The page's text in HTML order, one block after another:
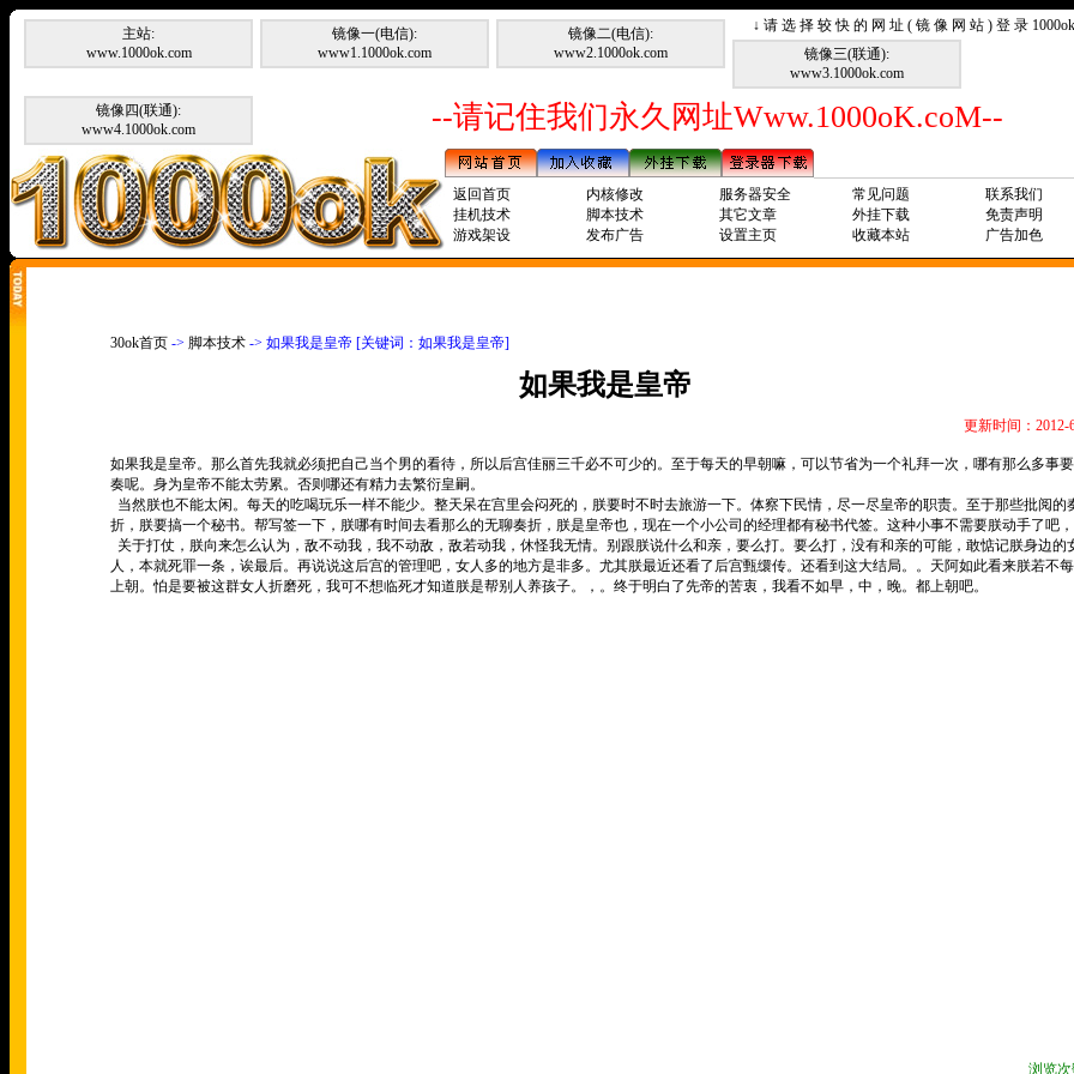
↓ 请 选 择 较 快 的 网 址 ( 镜 像 网 站 ) 登 录
主站:
www.1000ok.com
镜像一(电信):
www1.1000ok.com
镜像二(电信):
www2.1000ok.com
镜像三(联通):
www3.1000ok.com
镜像四(联通):
www4.1000ok.com
--请记住我们永久网址Www.1000oK.coM--
返回首页
内核修改 服务器安全 常见问题
联系我们
挂机技术
脚本技术 其它文章 外挂下载
免责声明
游戏架设
发布广告 设置主页 收藏本站 广告加色
30ok首页 -> 脚本技术 -> 如果我是皇帝 [关键词：如果我是皇帝]
如果我是皇帝
更新时间：2012-
如果我是皇帝。那么首先我就必须把自己当个男的看待，所以后宫佳丽三千必不可少的。至于每天的早朝嘛，可以节省为一个礼拜一次，哪有那么多事
奏呢。身为皇帝不能太劳累。否则哪还有精力去繁衍皇嗣。
当然朕也不能太闲。每天的吃喝玩乐一样不能少。整天呆在宫里会闷死的，朕要时不时去旅游一下。体察下民情，尽一尽皇帝的职责。至于那些批阅的
折，朕要搞一个秘书。帮写签一下，朕哪有时间去看那么的无聊奏折，朕是皇帝也，现在一个小公司的经理都有秘书代签。这种小事不需要朕动手了吧，
关于打仗，朕向来怎么认为，敌不动我，我不动敌，敌若动我，休怪我无情。别跟朕说什么和亲，要么打。要么打，没有和亲的可能，敢惦记朕身边的
人，本就死罪一条，诶最后。再说说这后宫的管理吧，女人多的地方是非多。尤其朕最近还看了后宫甄缳传。还看到这大结局。。天阿如此看来朕若不
上朝。怕是要被这群女人折磨死，我可不想临死才知道朕是帮别人养孩子。，。终于明白了先帝的苦衷，我看不如早，中，晚。都上朝吧。
浏览次